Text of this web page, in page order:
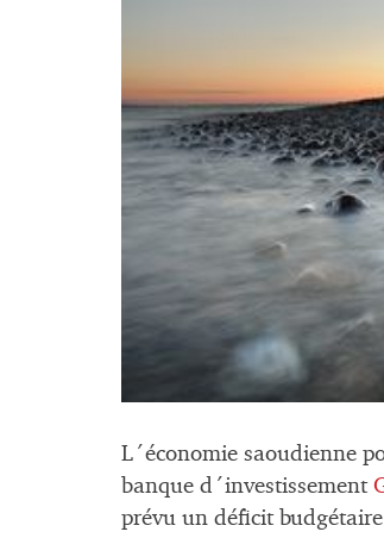
L´économie saoudienne
banque d´investissement
prévu un déficit